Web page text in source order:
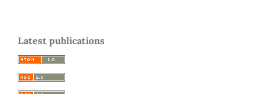
Latest publications